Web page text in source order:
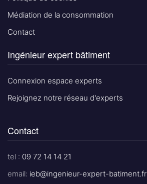
Médiation de la consommation
Contact
Ingénieur expert bâtiment
Connexion espace experts
Rejoignez notre réseau d'experts
Contact
tel : 09 72 14 14 21
email: ieb@ingenieur-expert-batiment.fr